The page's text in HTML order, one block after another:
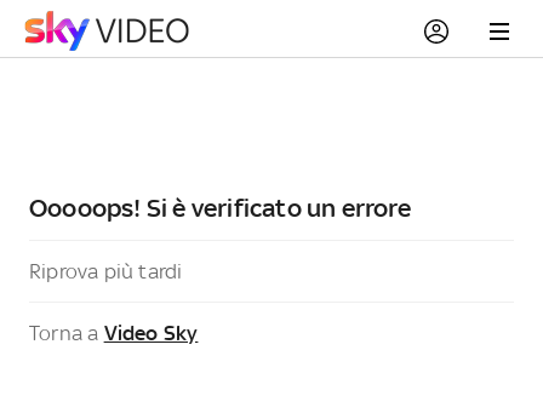
Ooooops! Si è verificato un errore
Riprova più tardi
Torna a Video Sky